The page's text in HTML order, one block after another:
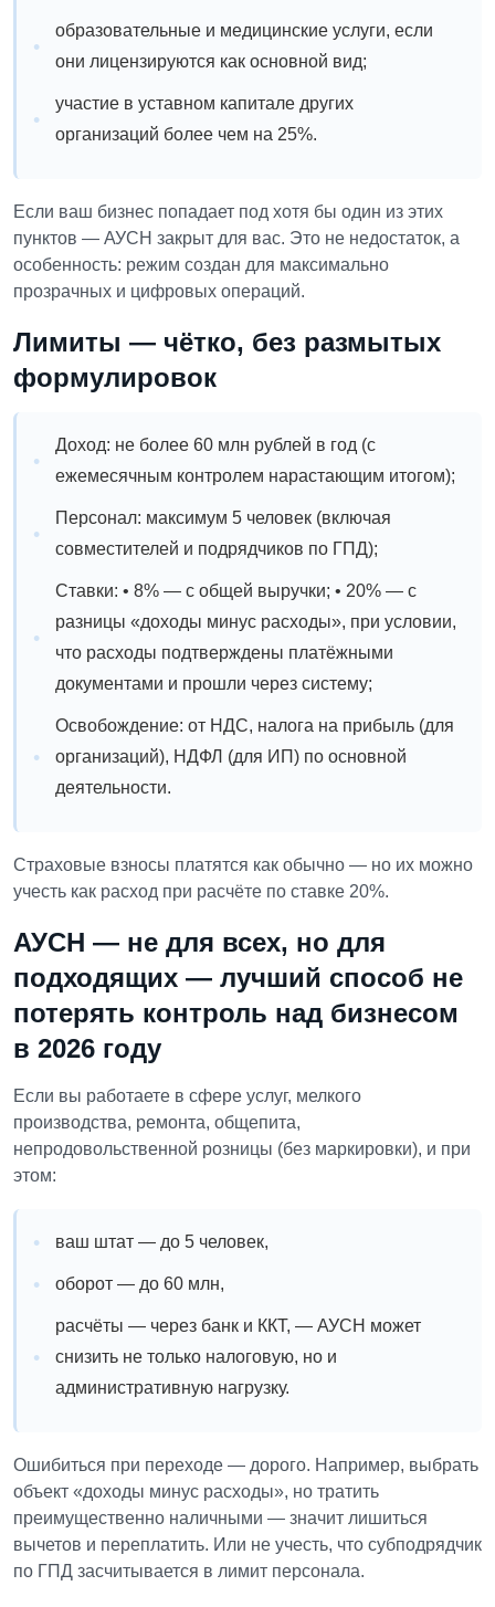
образовательные и медицинские услуги, если
они лицензируются как основной вид;
участие в уставном капитале других
организаций более чем на 25%.
Если ваш бизнес попадает под хотя бы один из этих
пунктов — АУСН закрыт для вас. Это не недостаток, а
особенность: режим создан для максимально
прозрачных и цифровых операций.
Лимиты — чётко, без размытых
формулировок
Доход: не более 60 млн рублей в год (с
ежемесячным контролем нарастающим итогом);
Персонал: максимум 5 человек (включая
совместителей и подрядчиков по ГПД);
Ставки: • 8% — с общей выручки; • 20% — с
разницы «доходы минус расходы», при условии,
что расходы подтверждены платёжными
документами и прошли через систему;
Освобождение: от НДС, налога на прибыль (для
организаций), НДФЛ (для ИП) по основной
деятельности.
Страховые взносы платятся как обычно — но их можно
учесть как расход при расчёте по ставке 20%.
АУСН — не для всех, но для
подходящих — лучший способ не
потерять контроль над бизнесом
в 2026 году
Если вы работаете в сфере услуг, мелкого
производства, ремонта, общепита,
непродовольственной розницы (без маркировки), и при
этом:
ваш штат — до 5 человек,
оборот — до 60 млн,
расчёты — через банк и ККТ, — АУСН может
снизить не только налоговую, но и
административную нагрузку.
Ошибиться при переходе — дорого. Например, выбрать
объект «доходы минус расходы», но тратить
преимущественно наличными — значит лишиться
вычетов и переплатить. Или не учесть, что субподрядчик
по ГПД засчитывается в лимит персонала.